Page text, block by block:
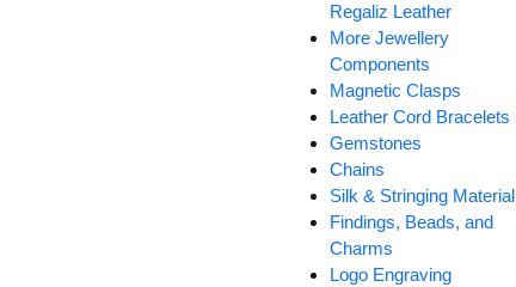
Regaliz Leather
More Jewellery
Components
Magnetic Clasps
Leather Cord Bracelets
Gemstones
Chains
Silk & Stringing Material
Findings, Beads, and
Charms
Logo Engraving